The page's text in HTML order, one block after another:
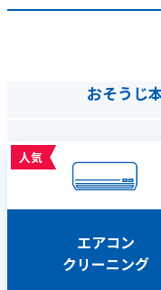
おそうじ
人気
エアコン
クリーニング